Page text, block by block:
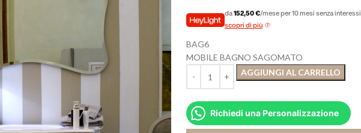
da152,50 €/mese per 10 mesi senza interessi
scopri di più
BAG6
MOBILE BAGNO SAGOMATO
AGGIUNGI AL CARRELLO
Richiedi una Personalizzazione